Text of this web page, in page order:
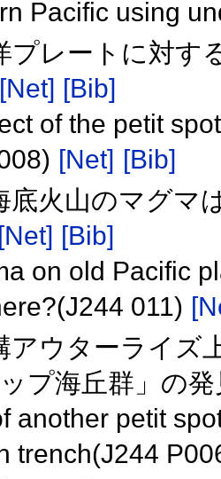
Pacific using
プレートに対す
[Net] [Bib]
of the petit
[Net] [Bib]
底火山のマグマ
[Net] [Bib]
on old Pacific
011)
アウターライズ
ップ海丘群」の
another petit
trench(J244